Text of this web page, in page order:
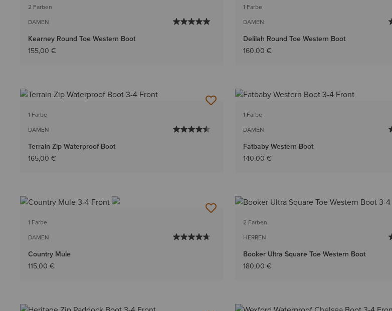
2 Farben
DAMEN
Kearney Round Toe Western Boot
155,00 €
1 Farbe
DAMEN
Delilah Round Toe Western Boot
160,00 €
1 Farbe
DAMEN
Terrain Zip Waterproof Boot
165,00 €
1 Farbe
DAMEN
Fatbaby Western Boot
140,00 €
1 Farbe
DAMEN
Country Mule
115,00 €
2 Farben
HERREN
Booker Ultra Square Toe Western Boot
180,00 €